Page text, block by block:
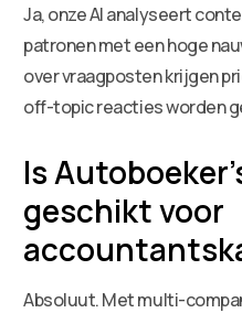
Ja, onze AI analyseert
patronen met een hoge
over vraagposten krijgen
off-topic reacties worden
Is
geschikt voor
Absoluut. Met multi-